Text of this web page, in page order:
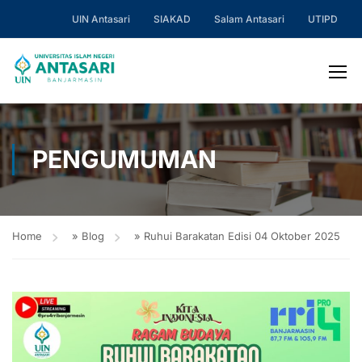
UIN Antasari SIAKAD Salam Antasari UTIPD
PENGUMUMAN
Home » Blog » Ruhui Barakatan Edisi 04 Oktober 2025